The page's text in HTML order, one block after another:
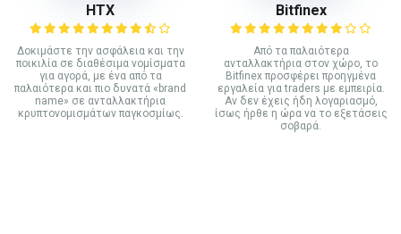
HTX
Δοκιμάστε την ασφάλεια και την
ποικιλία σε διαθέσιμα νομίσματα
για αγορά, με ένα από τα
παλαιότερα και πιο δυνατά «brand
name» σε ανταλλακτήρια
κρυπτονομισμάτων παγκοσμίως.
Bitfinex
Από τα παλαιότερα
ανταλλακτήρια στον χώρο, το
Bitfinex προσφέρει προηγμένα
εργαλεία για traders με εμπειρία.
Αν δεν έχεις ήδη λογαριασμό,
ίσως ήρθε η ώρα να το εξετάσεις
σοβαρά.